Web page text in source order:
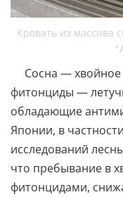
Кровать из массива
Сосна —
фитонциды —
обладающие
Японии, в
исследований
что пребывание в
фитонцидами,